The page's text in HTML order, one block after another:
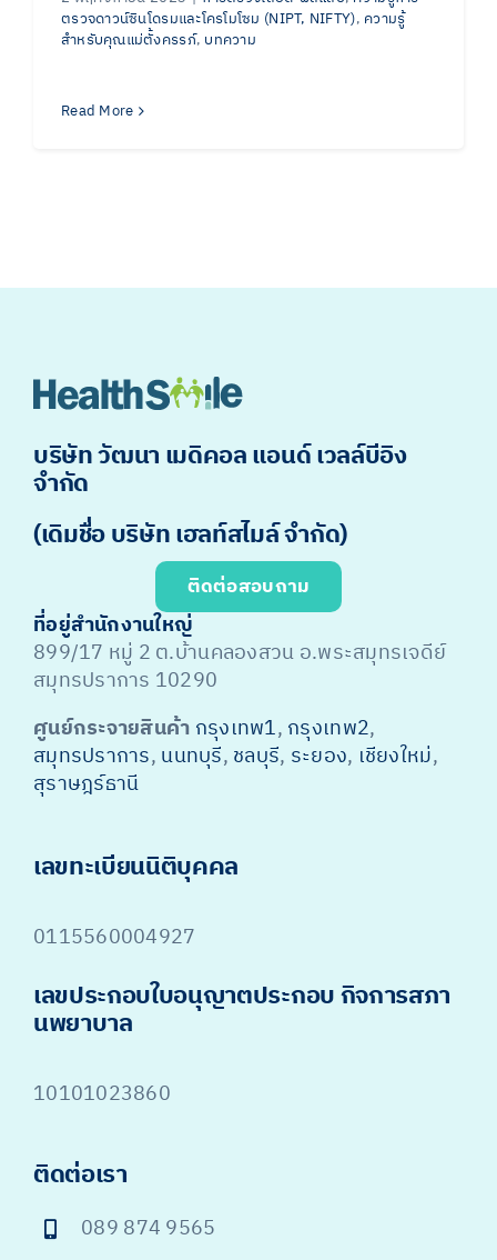
ตรวจดาวน์ซินโดรมและโครโมโซม (NIPT, NIFTY), ความรู้
สำหรับคุณแม่ตั้งครรภ์, บทความ
Read More
บริษัท วัฒนา เมดิคอล แอนด์ เวลล์บีอิง
จำกัด
(เดิมชื่อ บริษัท เฮลท์สไมล์ จำกัด)
ติดต่อสอบถาม
ที่อยู่สำนักงานใหญ่
899/17 หมู่ 2 ต.บ้านคลองสวน อ.พระสมุทรเจดีย์
สมุทรปราการ 10290
ศูนย์กระจายสินค้า กรุงเทพ1, กรุงเทพ2,
สมุทรปราการ, นนทบุรี, ชลบุรี, ระยอง, เชียงใหม่,
สุราษฎร์ธานี
เลขทะเบียนนิติบุคคล
0115560004927
เลขประกอบใบอนุญาตประกอบ กิจการสภา
นพยาบาล
10101023860
ติดต่อเรา
089 874 9565